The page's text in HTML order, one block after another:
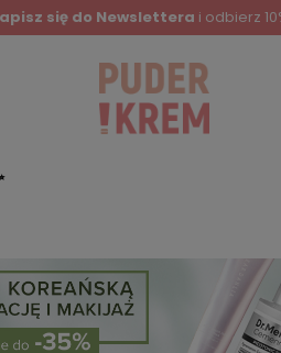
się do Newslettera i odbierz